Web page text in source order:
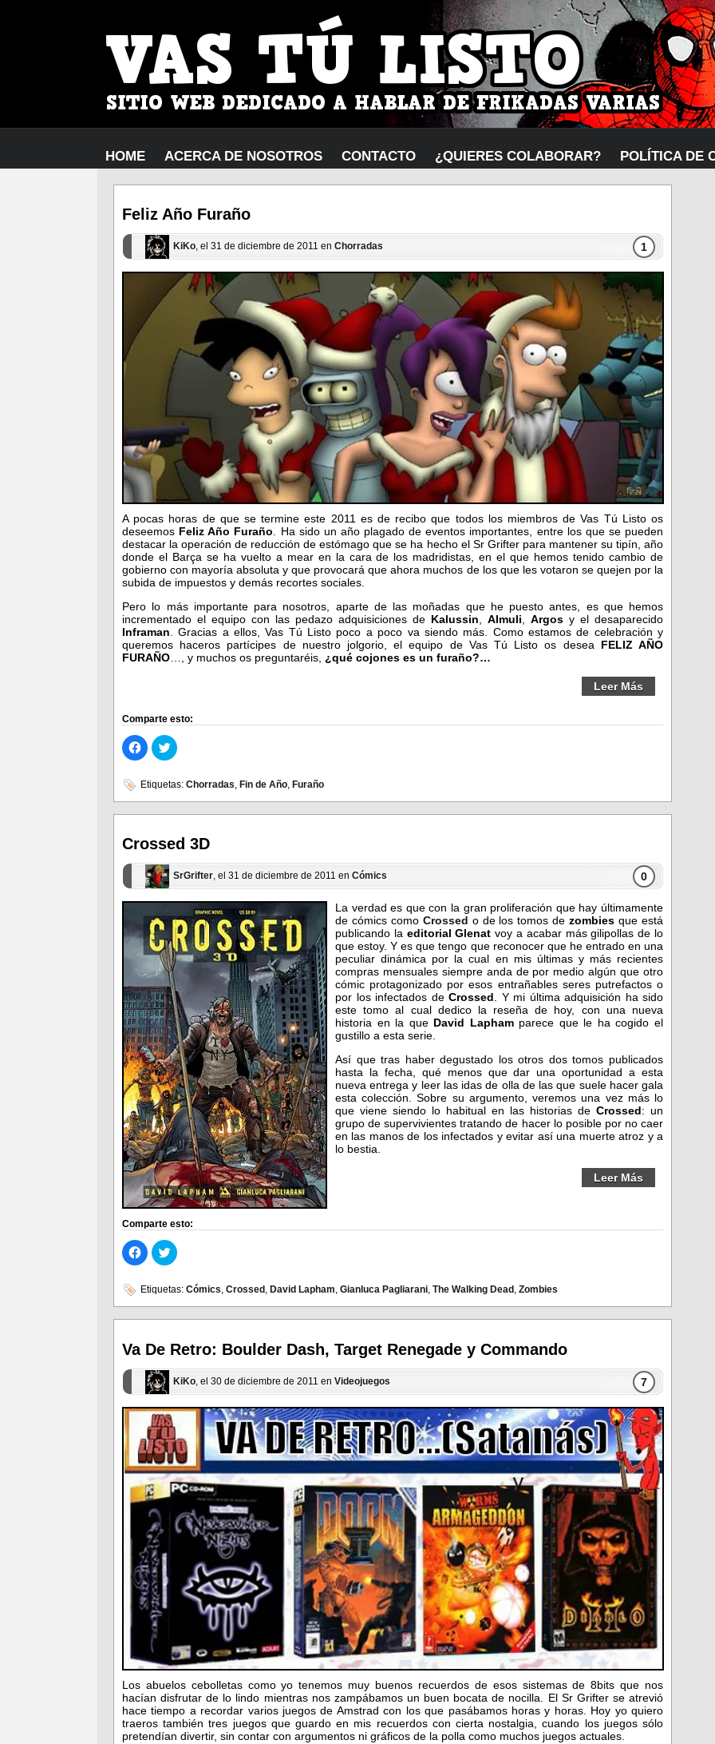
HOME ACERCA DE NOSOTROS CONTACTO ¿QUIERES COLABORAR? POLÍTICA DE
Feliz Año Furaño
KiKo, el 31 de diciembre de 2011 en Chorradas 1
A pocas horas de que se termine este 2011 es de recibo que todos los miembros de Vas Tú Listo os
deseemos Feliz Año Furaño . Ha sido un año plagado de eventos importantes, entre los que se pueden
destacar la operación de reducción de estómago que se ha hecho el Sr Grifter para mantener su tipín, año
donde el Barça se ha vuelto a mear en la cara de los madridistas, en el que hemos tenido cambio de
gobierno con mayoría absoluta y que provocará que ahora muchos de los que les votaron se quejen por la
subida de impuestos y demás recortes sociales.
Pero lo más importante para nosotros, aparte de las moñadas que he puesto antes, es que hemos
incrementado el equipo con las pedazo adquisiciones de Kalussin Almuli Argos y el desaparecido
Inframan . Gracias a ellos, Vas Tú Listo poco a poco va siendo más. Como estamos de celebración y
queremos haceros partícipes de nuestro jolgorio, el equipo de Vas Tú Listo os desea FELIZ AÑO
FURAÑO …, y muchos os preguntaréis, ¿qué cojones es un furaño?…
Leer Más
Comparte esto:
Haz
clic
para
en
Facebook
(Se
abre
ventana
nueva)
Haz
clic
en
(Se
abre
ventana
nueva)
Etiquetas: Chorradas, Fin de Año, Furaño
Crossed 3D
SrGrifter, el 31 de diciembre de 2011 en Cómics 0
La verdad es que con la gran proliferación que hay últimamente
de cómics como Crossed o de los tomos dezombies que está
publicando la editorial Glenat voy a acabar más gilipollas de lo
que estoy. Y es que tengo que reconocer que he entrado en una
peculiar dinámica por la cual en mis últimas y más recientes
compras mensuales siempre anda de por medio algún que otro
cómic protagonizado por esos entrañables seres putrefactos o
por los infectados de Crossed. Y mi última adquisición ha sido
este tomo al cual dedico la reseña de hoy, con una nueva
historia en la que David Laphamparece que le ha cogido el
gustillo a esta serie.
Así que tras haber degustado los otros dos tomos publicados
hasta la fecha, qué menos que dar una oportunidad a esta
nueva entrega y leer las idas de olla de las que suele hacer gala
esta colección. Sobre su argumento, veremos una vez más lo
que viene siendo lo habitual en las historias de Crossed: un
grupo de supervivientes tratando de hacer lo posible por no caer
en las manos de los infectados y evitar así una muerte atroz y a
lo bestia.
Leer Más
Comparte esto:
Haz
clic
para
en
Facebook
(Se
abre
ventana
nueva)
Haz
clic
en
(Se
abre
ventana
nueva)
Etiquetas: Cómics, Crossed , David Lapham, Gianluca Pagliarani, The Walking Dead , Zombies
Va De Retro: Boulder Dash, Target Renegade y Commando
KiKo, el 30 de diciembre de 2011 en Videojuegos 7
Los abuelos cebolletas como yo tenemos muy buenos recuerdos de esos sistemas de 8bits que nos
hacían disfrutar de lo lindo mientras nos zampábamos un buen bocata de nocilla. El Sr Grifter se atrevió
hace tiempo a recordar varios juegos de Amstrad con los que pasábamos horas y horas. Hoy yo quiero
traeros también tres juegos que guardo en mis recuerdos con cierta nostalgia, cuando los juegos sólo
pretendían divertir, sin contar con argumentos ni gráficos de la polla como muchos juegos actuales.